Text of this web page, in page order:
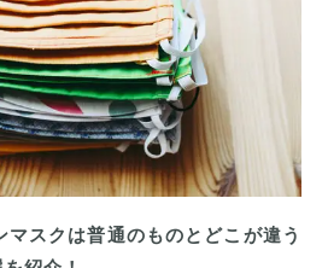
スクは普通のものとどこが違う